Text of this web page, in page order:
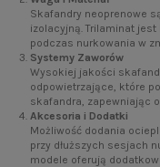
Skafandry neoprenowe
izolacyjną. Trilaminat
podczas nurkowania w
Systemy Zaworów
Wysokiej jakości
odpowietrzające, które
skafandra, zapewniając
Akcesoria i Dodatki
Możliwość dodania
przy dłuższych sesjach
modele oferują